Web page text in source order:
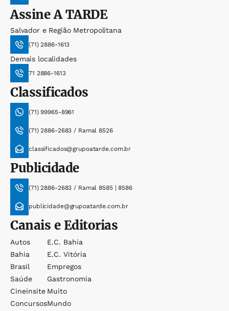
AssineA TARDE
Salvador e Região Metropolitana
(71) 2886-1613
Demais localidades
71 2886-1613
Classificados
(71) 99965-8961
(71) 2886-2683 / Ramal 8526
classificados@grupoatarde.com.br
Publicidade
(71) 2886-2683 / Ramal 8585 | 8586
publicidade@grupoatarde.com.br
Canais e Editorias
Autos
Bahia
Brasil
Saúde
Cineinsite
Concursos
E.c. Bahia
E.c. Vitória
Empregos
Gastronomia
Muito
Mundo